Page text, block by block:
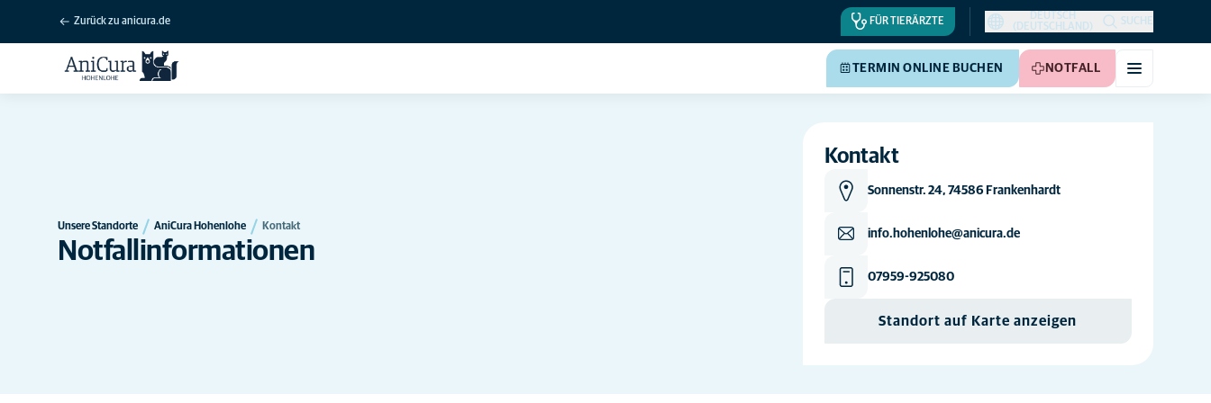
Zurück zu anicura.de FÜR TIERÄRZTE
DEUTSCH
(DEUTSCHLAND)
SUCHE
TERMIN ONLINE BUCHEN NOTFALL
Unsere Standorte AniCura Hohenlohe Kontakt
Notfallinformationen
Kontakt
Sonnenstr. 24, 74586 Frankenhardt
info.hohenlohe@anicura.de
07959-925080
Standort auf Karte anzeigen